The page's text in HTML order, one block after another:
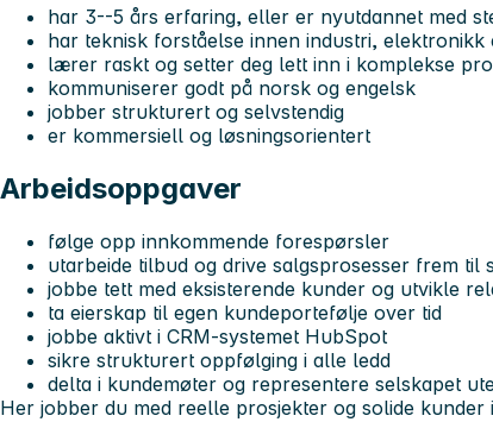
har 3--5 års erfaring, eller er nyutdannet med
har teknisk forståelse innen industri,
lærer raskt og setter deg lett inn i komplekse
kommuniserer godt på norsk og engelsk
jobber strukturert og selvstendig
er kommersiell og løsningsorientert
Arbeidsoppgaver
følge opp innkommende forespørsler
utarbeide tilbud og drive salgsprosesser frem til
jobbe tett med eksisterende kunder og utvikle
ta eierskap til egen kundeportefølje over tid
jobbe aktivt i CRM-systemet HubSpot
sikre strukturert oppfølging i alle ledd
delta i kundemøter og representere selskapet
Her jobber du med reelle prosjekter og solide kunder